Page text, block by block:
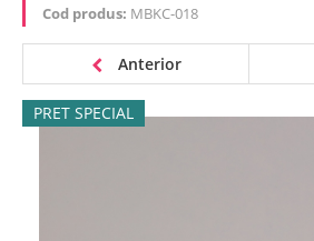
Cod produs: MBKC-018
Anterior
PRET SPECIAL